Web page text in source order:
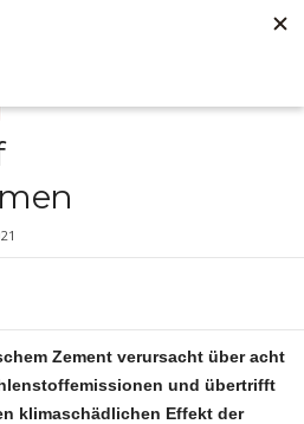
Zement verursacht über acht
und übertrifft
klimaschädlichen Effekt der